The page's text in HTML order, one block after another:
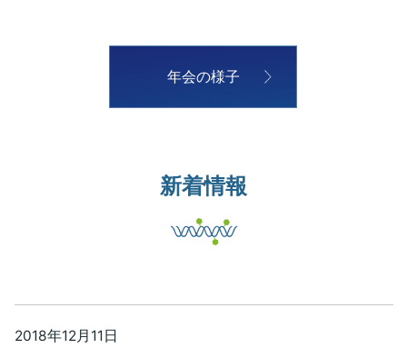
年会の様子
新着情報
2018年12月11日